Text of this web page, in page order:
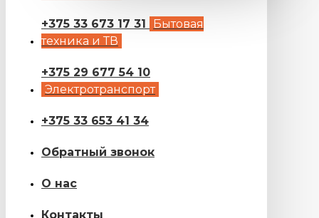
+375 33 673 17 31
Бытовая
техника и ТВ
+375 29 677 54 10
Электротранспорт
+375 33 653 41 34
Обратный звонок
О нас
Контакты